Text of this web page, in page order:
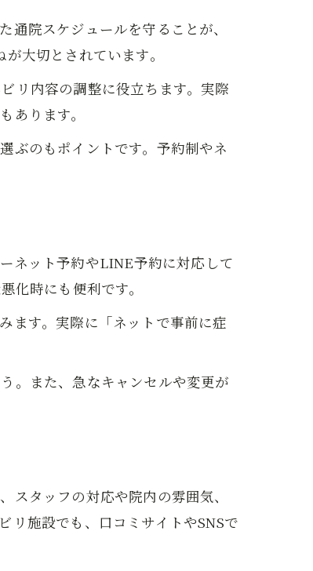
院スケジュールを守ることが、
大切とされています。
リ内容の調整に役立ちます。実際
あります。
ぶのもポイントです。予約制やネ
ネット予約やLINE予約に対応して
化時にも便利です。
ます。実際に「ネットで事前に症
。また、急なキャンセルや変更が
タッフの対応や院内の雰囲気、
リ施設でも、口コミサイトやSNSで